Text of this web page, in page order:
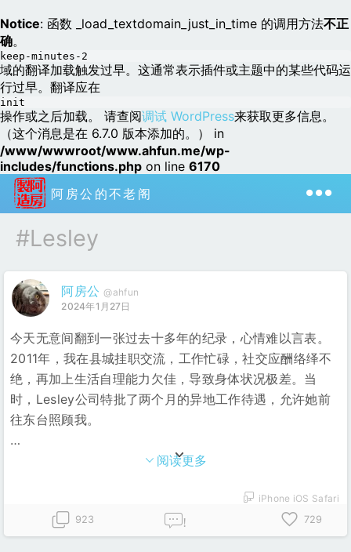
Notice: 函数 _load_textdomain_just_in_time 的调用方法不正
确。
keep-minutes-2
域的翻译加载触发过早。这通常表示插件或主题中的某些代码运
行过早。翻译应在
init
操作或之后加载。 请查阅调试 WordPress来获取更多信息。
（这个消息是在 6.7.0 版本添加的。） in
/www/wwwroot/www.ahfun.me/wp-
includes/functions.php on line 6170
阿房公的不老阁
#Lesley
阿房公 @ahfun
2024年1月27日
今天无意间翻到一张过去十多年的纪录，心情难以言表。
2011年，我在县城挂职交流，工作忙碌，社交应酬络绎不
绝，再加上生活自理能力欠佳，导致身体状况极差。当
时，Lesley公司特批了两个月的异地工作待遇，允许她前
往东台照顾我。
…
阅读更多
iPhone iOS Safari
923
! 729